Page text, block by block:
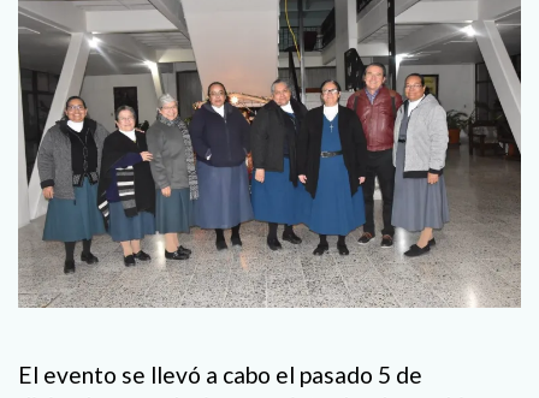
El evento se llevó a cabo el pasado 5 de